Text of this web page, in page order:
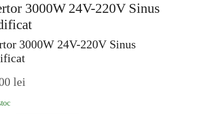
3000W 24V-220V Sinus
3000W 24V-220V Sinus
lei